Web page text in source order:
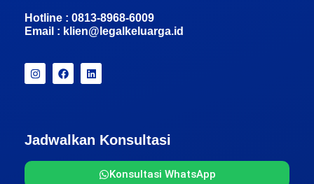
Hotline : 0813-8968-6009
Email : klien@legalkeluarga.id
Jadwalkan Konsultasi
Konsultasi WhatsApp